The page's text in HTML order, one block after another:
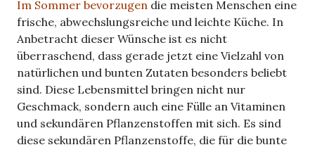
n
g
e
Im Sommer bevorzugen die meisten Menschen eine
frische, abwechslungsreiche und leichte Küche. In
Anbetracht dieser Wünsche ist es nicht
überraschend, dass gerade jetzt eine Vielzahl von
natürlichen und bunten Zutaten besonders beliebt
sind. Diese Lebensmittel bringen nicht nur
Geschmack, sondern auch eine Fülle an Vitaminen
und sekundären Pflanzenstoffen mit sich. Es sind
diese sekundären Pflanzenstoffe, die für die bunte